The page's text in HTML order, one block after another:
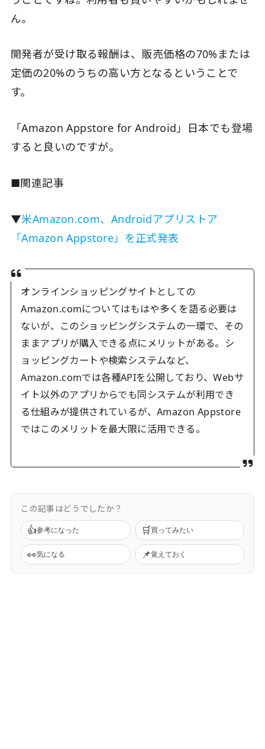
ん。
開発者が受け取る報酬は、販売価格の70%または
定価の20%のうちの高い方となるということで
す。
「Amazon Appstore for Android」日本でも登場
すると良いのですが。
■関連記事
▼米Amazon.com、Androidアプリストア
「Amazon Appstore」を正式発表
オンラインショッピングサイトとしての
Amazon.comについてはもはや多くを語る必要は
ないが、このショッピングシステムの一環で、その
ままアプリが購入できる点にメリットがある。シ
ョッピングカートや検索システムなど、
Amazon.comでは各種APIを公開しており、Webサ
イト以外のアプリからでも同システムが利用でき
る仕組みが提供されているが、Amazon Appstore
ではこのメリットを最大限に活用できる。
この記事はどうでしたか？
👍参考になった 🛒買ってみたい
👀気になる 📌覚えておく